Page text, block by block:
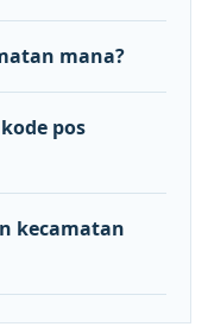
mana?
pos
kecamatan